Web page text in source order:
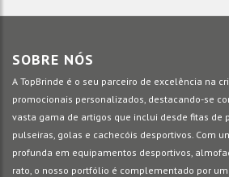
SOBRE NÓS
A TopBrinde é o seu parceiro de excelência na
promocionais personalizados, destacando-se
vasta gama de artigos que inclui desde fitas de
pulseiras, golas e cachecóis desportivos. Com
profunda em equipamentos desportivos,
rato, o nosso portfólio é complementado por